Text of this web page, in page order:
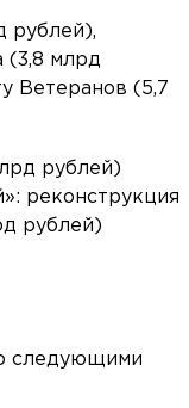
рублей),
(3,8 млрд
Ветеранов (5,7
рублей)
реконструкция
рублей)
следующими